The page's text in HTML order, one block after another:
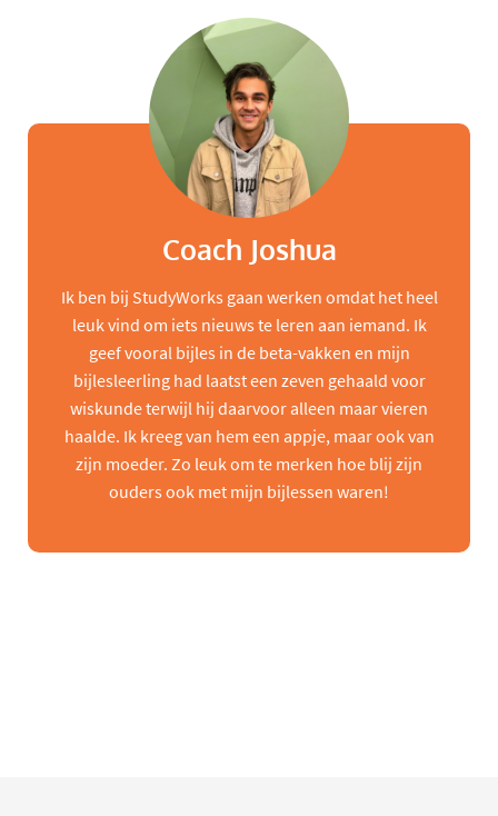
Coach Joshua
Ik ben bij StudyWorks gaan werken omdat het heel
leuk vind om iets nieuws te leren aan iemand. Ik
geef vooral bijles in de beta-vakken en mijn
bijlesleerling had laatst een zeven gehaald voor
wiskunde terwijl hij daarvoor alleen maar vieren
haalde. Ik kreeg van hem een appje, maar ook van
zijn moeder. Zo leuk om te merken hoe blij zijn
ouders ook met mijn bijlessen waren!